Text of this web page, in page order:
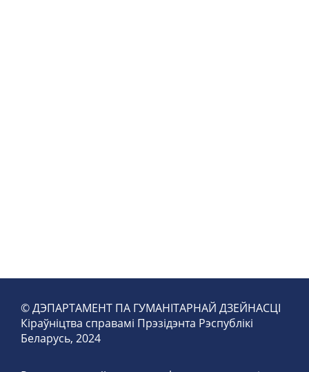
© ДЭПАРТАМЕНТ ПА ГУМАНІТАРНАЙ ДЗЕЙНАСЦІ
Кіраўніцтва справамі Прэзідэнта Рэспублікі
Беларусь, 2024